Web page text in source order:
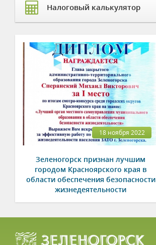
Налоговый калькулятор
18 ноября 2022
Зеленогорск признан лучшим
городом Красноярского края в
области обеспечения безопасности
жизнедеятельности